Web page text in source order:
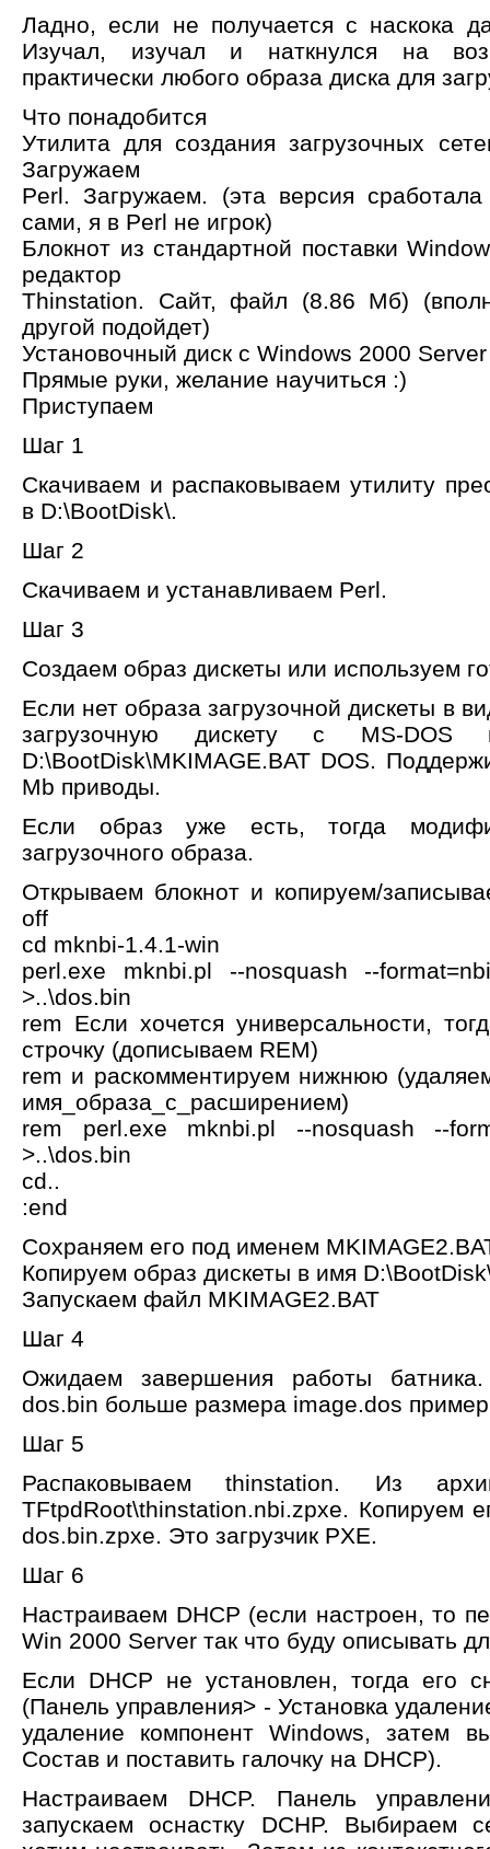
Ладно, если не получается с наскока
Изучал, изучал и наткнулся на
практически любого образа диска для
Что понадобится
Утилита для создания загрузочных
Загружаем
Perl. Загружаем. (эта версия
сами, я в Perl не игрок)
Блокнот из стандартной поставки
редактор
Thinstation. Сайт, файл (8.86 Мб)
другой подойдет)
Установочный диск с Windows 2000 Server
Прямые руки, желание научиться :)
Приступаем
Шаг 1
Скачиваем и распаковываем утилиту
в D:\BootDisk\.
Шаг 2
Скачиваем и устанавливаем Perl.
Шаг 3
Создаем образ дискеты или используем
Если нет образа загрузочной дискеты в
загрузочную дискету с MS-DOS
D:\BootDisk\MKIMAGE.BAT DOS.
Mb приводы.
Если образ уже есть, тогда
загрузочного образа.
Открываем блокнот и копируем/
off
cd mknbi-1.4.1-win
perl.exe mknbi.pl --nosquash --
>..\dos.bin
rem Если хочется универсальности,
строчку (дописываем REM)
rem и раскомментируем нижнюю
имя_образа_с_расширением)
rem perl.exe mknbi.pl --nosquash --
>..\dos.bin
cd..
:end
Сохраняем его под именем
Копируем образ дискеты в имя
Запускаем файл MKIMAGE2.BAT
Шаг 4
Ожидаем завершения работы
dos.bin больше размера image.dos
Шаг 5
Распаковываем thinstation. Из
TFtpdRoot\thinstation.nbi.zpxe. Копируем
dos.bin.zpxe. Это загрузчик PXE.
Шаг 6
Настраиваем DHCP (если настроен, то
Win 2000 Server так что буду описывать
Если DHCP не установлен, тогда его
(Панель управления> - Установка
удаление компонент Windows, затем
Состав и поставить галочку на DHCP).
Настраиваем DHCP. Панель
запускаем оснастку DCHP. Выбираем